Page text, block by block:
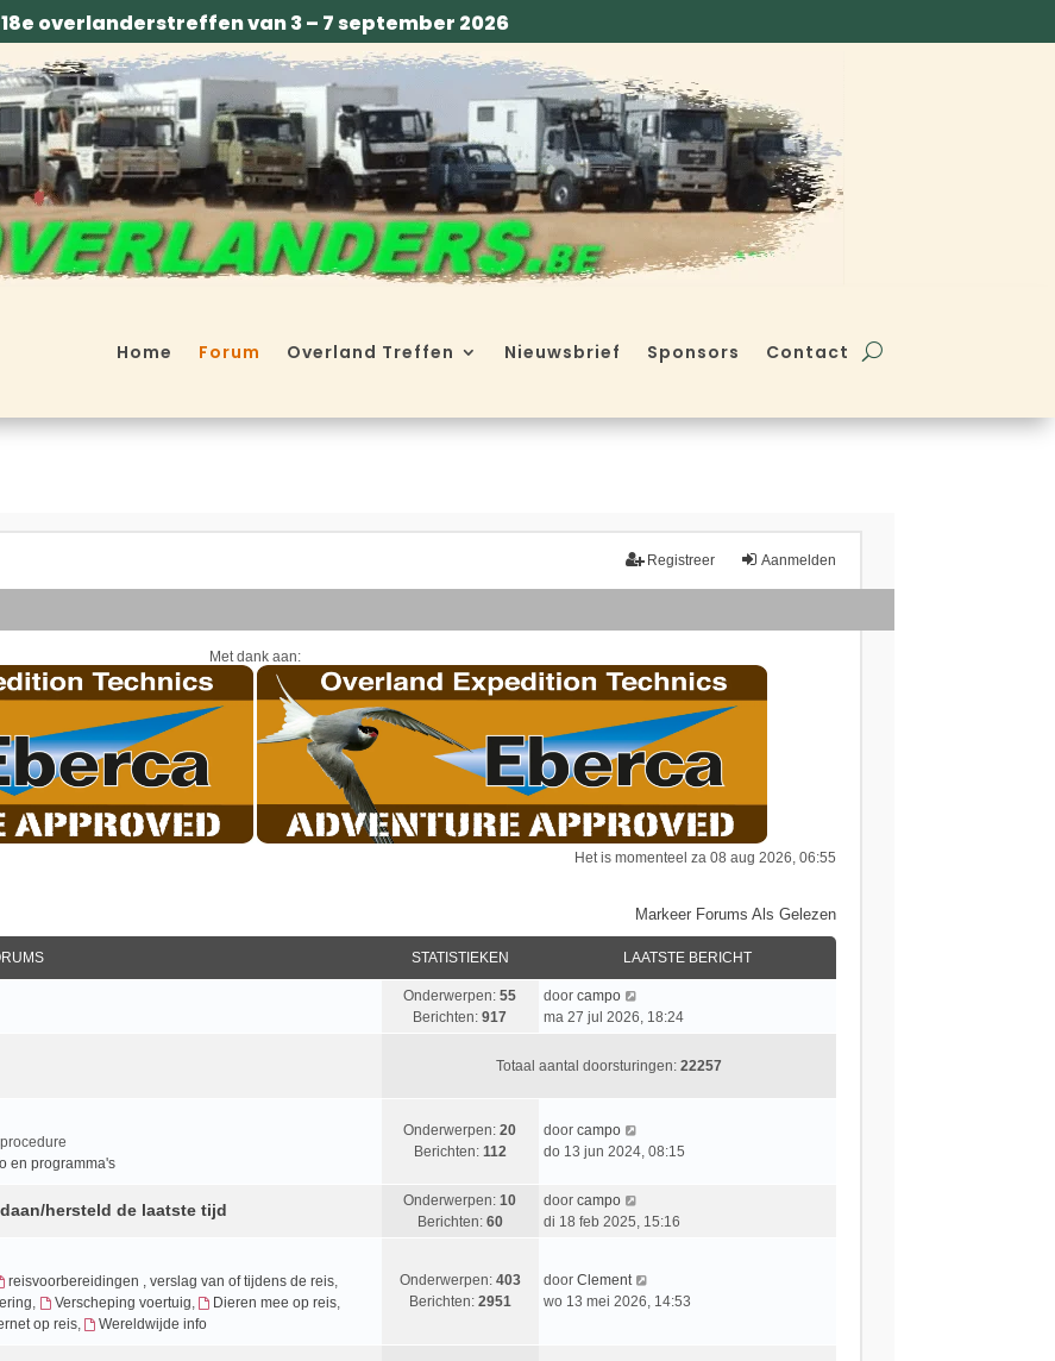
18e overlanderstreffen van 3 – 7 september 2026
Home Forum Overland Treffen Nieuwsbrief Sponsors Contact